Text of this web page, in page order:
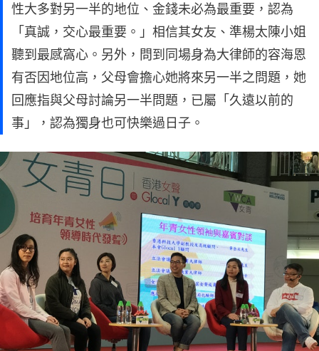
性大多對另一半的地位、金錢未必為最重要，認為
「真誠，交心最重要。」相信其女友、準楊太陳小姐
聽到最感窩心。另外，問到同場身為大律師的容海恩
有否因地位高，父母會擔心她將來另一半之問題，她
回應指與父母討論另一半問題，已屬「久遠以前的
事」，認為獨身也可快樂過日子。